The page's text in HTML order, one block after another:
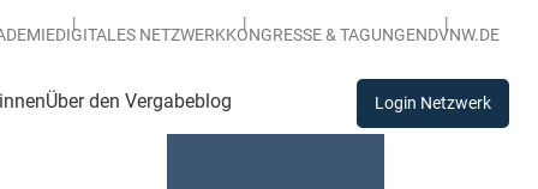
DIGITALES NETZWERKKONGRESSE & TAGUNGENDVNW.DE
Über den Vergabeblog Login Netzwerk